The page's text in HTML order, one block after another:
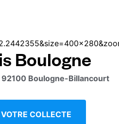
Boulogne
92100 Boulogne-Billancourt
COLLECTE